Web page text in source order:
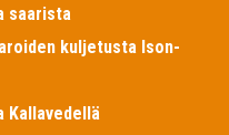
saarista
kuljetusta Ison-
Kallavedellä